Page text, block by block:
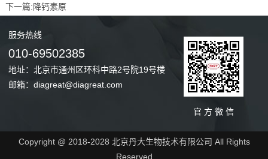
下一篇:降钙素原
服务热线
010-69502385
地址：北京市通州区环科中路2号院19号楼
邮箱：diagreat@diagreat.com
官 方 微 信
Copyright @ 2018-2028 北京丹大生物技术有限公司 All Rights
Reserved